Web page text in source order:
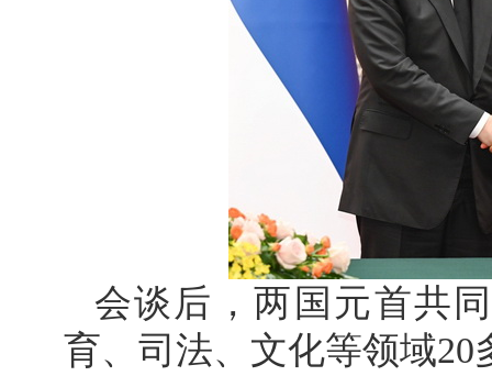
会谈后，两国元首共
育、司法、文化等领域20